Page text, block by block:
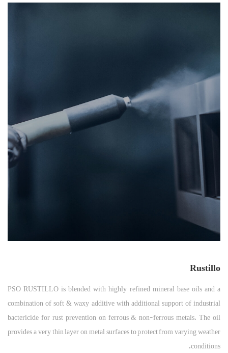
Rustillo
PSO RUSTILLO is blended with highly refined mineral base oils and a
combination of soft & waxy additive with additional support of industrial
bactericide for rust prevention on ferrous & non-ferrous metals. The oil
provides a very thin layer on metal surfaces to protect from varying weather
conditions.